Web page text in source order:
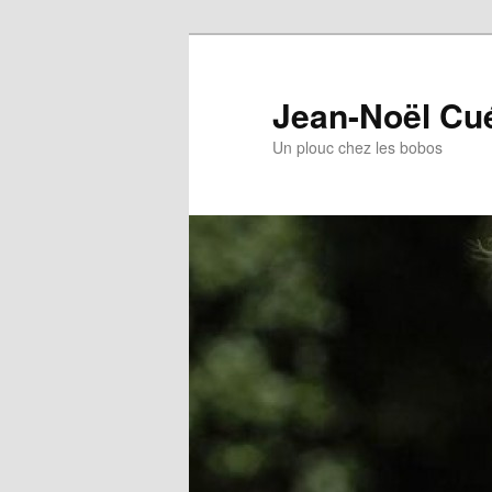
Jean-Noël
Un plouc chez les bobos